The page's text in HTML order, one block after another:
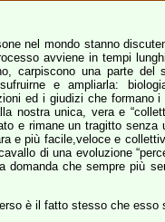
nel mondo stanno
avviene in tempi
carpiscono una parte
e ampliarla:
ed i giudizi che formano
nostra unica, vera e
e rimane un tragitto
e più facile,veloce e
di una evoluzione
che sempre più
è il fatto stesso che esso